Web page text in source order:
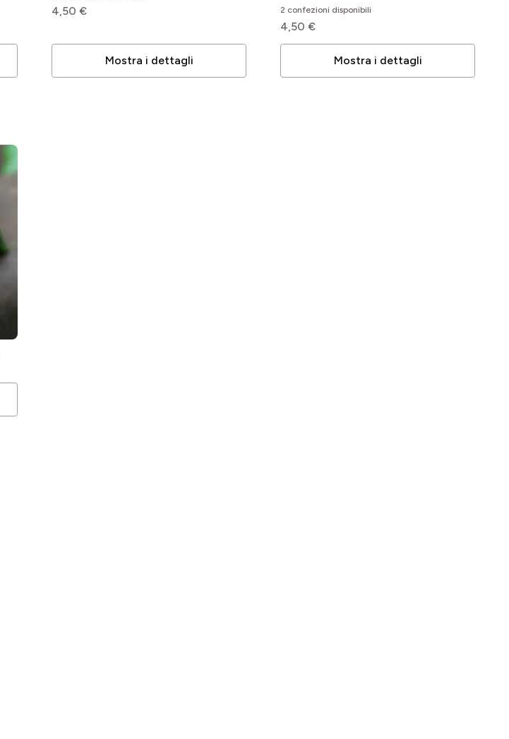
4,50 €
Mostra i dettagli
2 confezioni disponibili
4,50 €
Mostra i dettagli